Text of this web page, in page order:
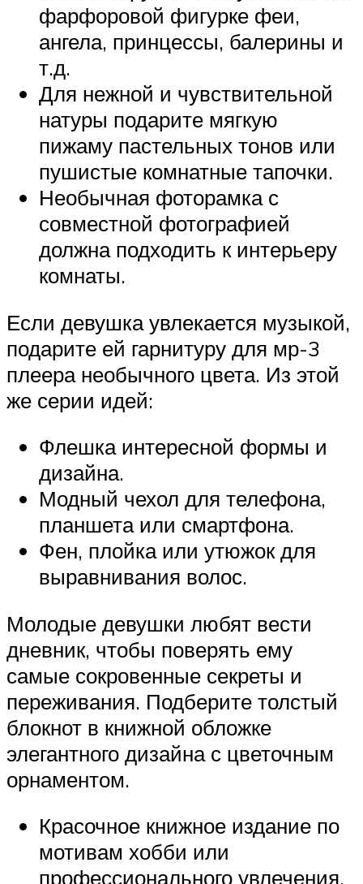
фарфоровой фигурке феи,
ангела, принцессы, балерины и
т.д.
Для нежной и чувствительной
натуры подарите мягкую
пижаму пастельных тонов или
пушистые комнатные тапочки.
Необычная фоторамка с
совместной фотографией
должна подходить к интерьеру
комнаты.
Если девушка увлекается музыкой,
подарите ей гарнитуру для мр-3
плеера необычного цвета. Из этой
же серии идей:
Флешка интересной формы и
дизайна.
Модный чехол для телефона,
планшета или смартфона.
Фен, плойка или утюжок для
выравнивания волос.
Молодые девушки любят вести
дневник, чтобы поверять ему
самые сокровенные секреты и
переживания. Подберите толстый
блокнот в книжной обложке
элегантного дизайна с цветочным
орнаментом.
Красочное книжное издание по
мотивам хобби или
профессионального увлечения.